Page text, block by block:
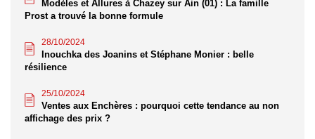
Modèles et Allures à Chazey sur Ain (01) : La famille
Prost a trouvé la bonne formule
28/10/2024
Inouchka des Joanins et Stéphane Monier : belle
résilience
25/10/2024
Ventes aux Enchères : pourquoi cette tendance au non
affichage des prix ?